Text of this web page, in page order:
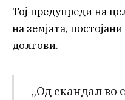
Тој предупреди на
на земјата,
долгови.
„Од скандал во